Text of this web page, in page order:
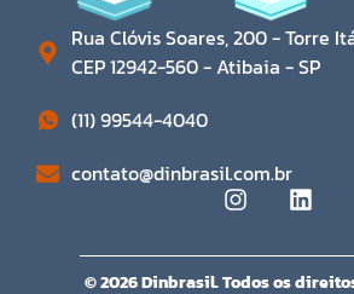
Rua Clóvis Soares, 200 - Torre
CEP 12942-560 - Atibaia - SP​
(11) 99544-4040
contato@dinbrasil.com.br
© 2026 Dinbrasil. Todos os